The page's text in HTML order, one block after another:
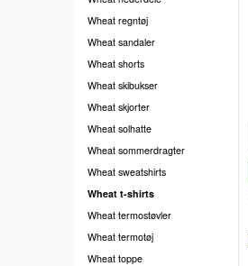
Wheat regntøj
Wheat sandaler
Wheat shorts
Wheat skibukser
Wheat skjorter
Wheat solhatte
Wheat sommerdragter
Wheat sweatshirts
Wheat t-shirts
Wheat termostøvler
Wheat termotøj
Wheat toppe